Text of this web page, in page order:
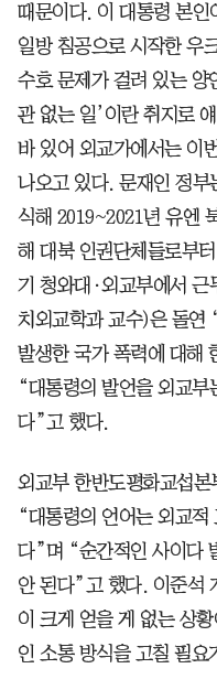
때문이다. 이 대통령 본인
일방 침공으로 시작한 우
수호 문제가 걸려 있는
관 없는 일’이란 취지로
바 있어 외교가에서는 이
나오고 있다. 문재인 정부
식해 2019~2021년 유엔
해 대북 인권단체들로부
기 청와대·외교부에서 근
치외교학과 교수)은 돌연
발생한 국가 폭력에 대해
“대통령의 발언을 외교
다”고 했다.
외교부 한반도평화교섭
“대통령의 언어는 외교
다”며 “순간적인 사이다
안 된다”고 했다. 이준석
이 크게 얻을 게 없는 상
인 소통 방식을 고칠 필요